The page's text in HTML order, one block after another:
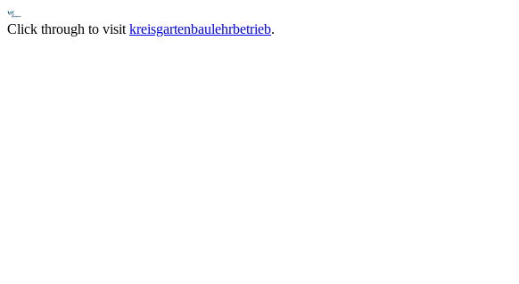
Click through to visit kreisgartenbaulehrbetrieb.